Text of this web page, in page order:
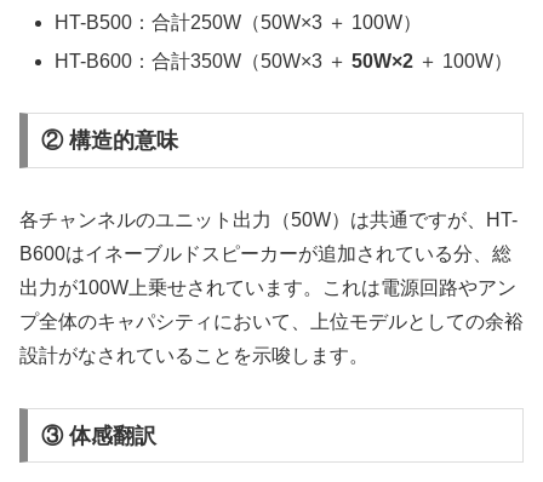
HT-B500：合計250W（50W×3 ＋ 100W）
HT-B600：合計350W（50W×3 ＋50W×2 ＋ 100W）
② 構造的意味
各チャンネルのユニット出力（50W）は共通ですが、HT-
B600はイネーブルドスピーカーが追加されている分、総
出力が100W上乗せされています。これは電源回路やアン
プ全体のキャパシティにおいて、上位モデルとしての余裕
設計がなされていることを示唆します。
③ 体感翻訳